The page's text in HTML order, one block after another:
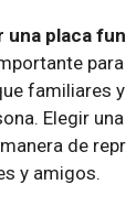
una placa
familiares
Elegir
de
y amigos.